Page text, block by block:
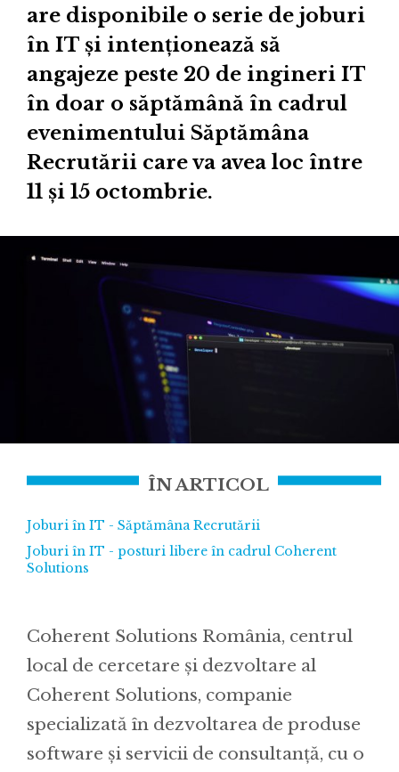
are disponibile o serie de joburi
în IT și intenționează să
angajeze peste 20 de ingineri IT
în doar o săptămână în cadrul
evenimentului Săptămâna
Recrutării care va avea loc între
11 și 15 octombrie.
ÎN ARTICOL
Joburi în IT - Săptămâna Recrutării
Joburi în IT - posturi libere în cadrul Coherent
Solutions
Coherent Solutions România, centrul
local de cercetare și dezvoltare al
Coherent Solutions, companie
specializată în dezvoltarea de produse
software și servicii de consultanță, cu o